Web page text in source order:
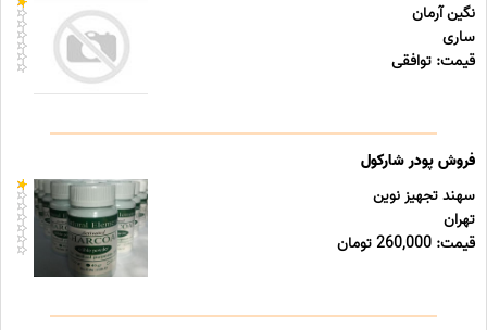
نگین آرمان
ساری
قیمت: توافقی
فروش پودر شارکول
سهند تجهیز نوین
تهران
قیمت: 260,000 تومان